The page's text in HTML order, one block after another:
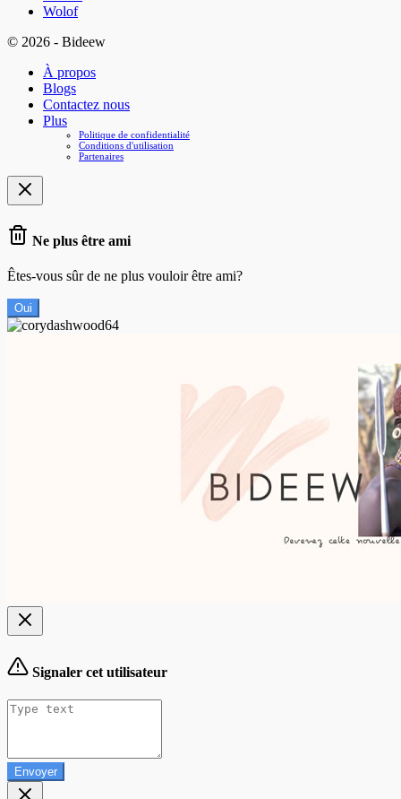
Wolof
© 2026 - Bideew
À propos
Blogs
Contactez nous
Plus
Politique de confidentialité
Conditions d'utilisation
Partenaires
Ne plus être ami
Êtes-vous sûr de ne plus vouloir être ami?
Oui
Signaler cet utilisateur
Envoyer